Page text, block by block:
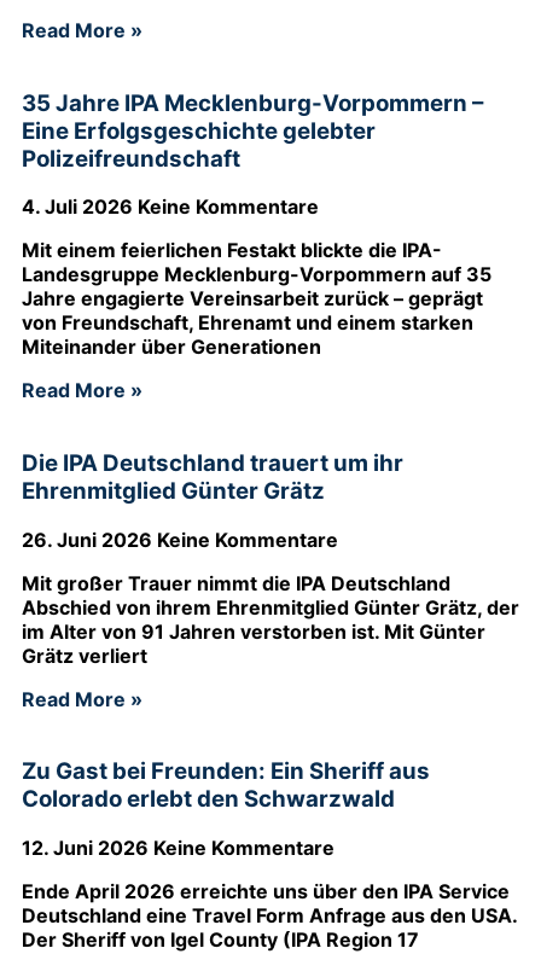
Read More »
35 Jahre IPA Mecklenburg-Vorpommern –
Eine Erfolgsgeschichte gelebter
Polizeifreundschaft
4. Juli 2026 Keine Kommentare
Mit einem feierlichen Festakt blickte die IPA-
Landesgruppe Mecklenburg-Vorpommern auf 35
Jahre engagierte Vereinsarbeit zurück – geprägt
von Freundschaft, Ehrenamt und einem starken
Miteinander über Generationen
Read More »
Die IPA Deutschland trauert um ihr
Ehrenmitglied Günter Grätz
26. Juni 2026 Keine Kommentare
Mit großer Trauer nimmt die IPA Deutschland
Abschied von ihrem Ehrenmitglied Günter Grätz, der
im Alter von 91 Jahren verstorben ist. Mit Günter
Grätz verliert
Read More »
Zu Gast bei Freunden: Ein Sheriff aus
Colorado erlebt den Schwarzwald
12. Juni 2026 Keine Kommentare
Ende April 2026 erreichte uns über den IPA Service
Deutschland eine Travel Form Anfrage aus den USA.
Der Sheriff von Igel County (IPA Region 17